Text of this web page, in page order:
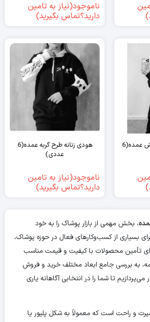
ناموجود(نیاز به تامین
دارید؟تماس بگیرید)
هودی زنانه طرح خرگوش عمده(6
هودی زنانه طرح گربه عمده(6
عددی)
ناموجود(نیاز به تامین
دارید؟تماس بگیرید)
، بخش مهمی از بازار پوشاک را به خود
بسیاری از کسب‌وکارهای فعال در حوزه پوشاک،
تأمین محصولات با کیفیت و قیمت مناسب
به بررسی جامع ابعاد مختلف خرید و فروش
تا شما را در انتخابی آگاهانه یاری
و راحت است که معمولاً به شکل پلیور یا